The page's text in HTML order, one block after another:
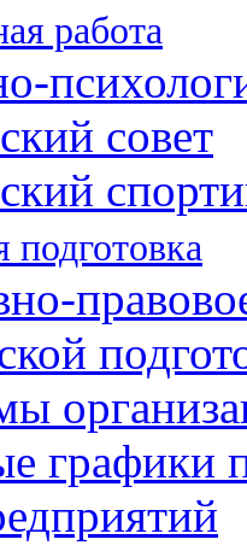
работа
совет
подготовка
графики